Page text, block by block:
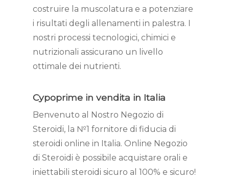
costruire la muscolatura e a potenziare
i risultati degli allenamenti in palestra. I
nostri processi tecnologici, chimici e
nutrizionali assicurano un livello
ottimale dei nutrienti.
Cypoprime in vendita in Italia
Benvenuto al Nostro Negozio di
Steroidi, la №1 fornitore di fiducia di
steroidi online in Italia. Online Negozio
di Steroidi è possibile acquistare orali e
iniettabili steroidi sicuro al 100% e sicuro!